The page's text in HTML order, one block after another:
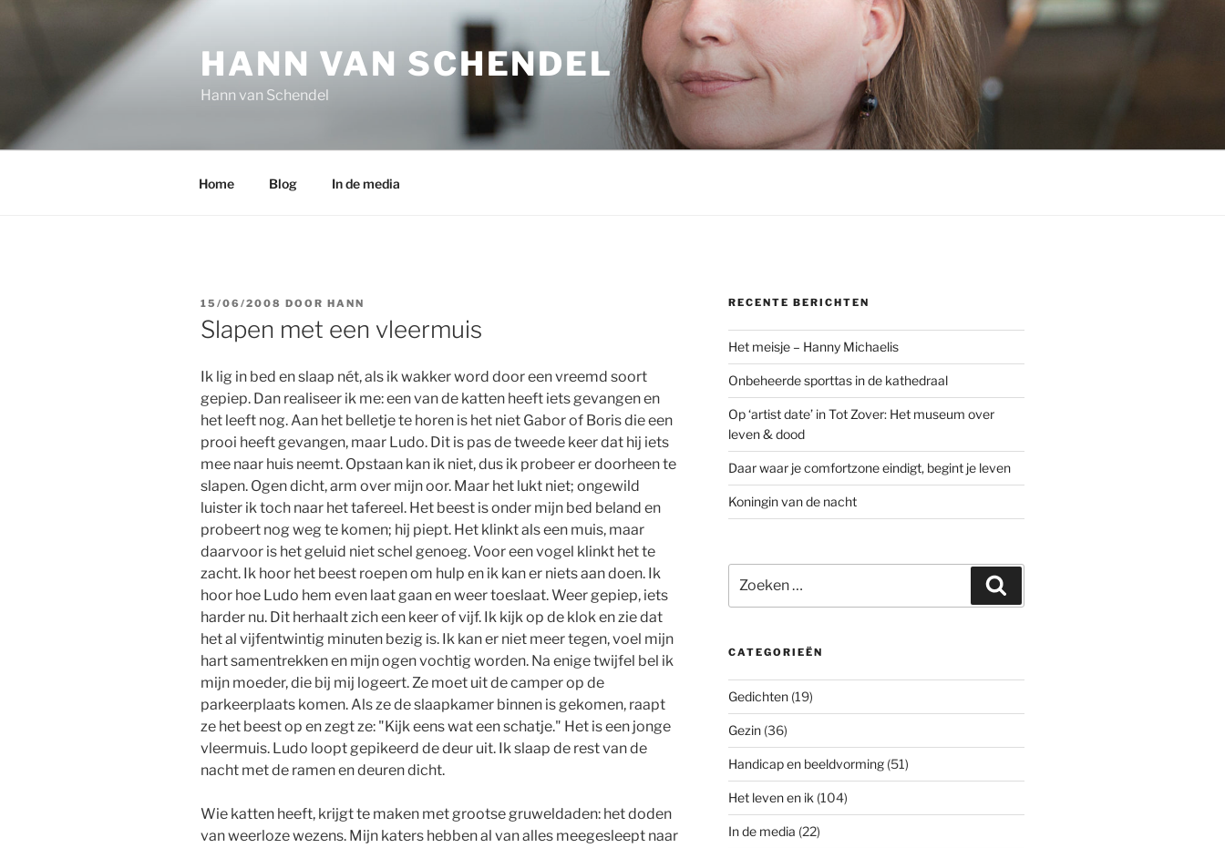
HANN VAN SCHENDEL
Hann van Schendel
Home Blog In de media
GEPLAATST
OP
15/06/2008 DOOR HANN
Slapen met een vleermuis
Ik lig in bed en slaap nét, als ik wakker word door een vreemd soort
gepiep. Dan realiseer ik me: een van de katten heeft iets gevangen en
het leeft nog. Aan het belletje te horen is het niet Gabor of Boris die een
prooi heeft gevangen, maar Ludo. Dit is pas de tweede keer dat hij iets
mee naar huis neemt. Opstaan kan ik niet, dus ik probeer er doorheen te
slapen. Ogen dicht, arm over mijn oor. Maar het lukt niet; ongewild
luister ik toch naar het tafereel. Het beest is onder mijn bed beland en
probeert nog weg te komen; hij piept. Het klinkt als een muis, maar
daarvoor is het geluid niet schel genoeg. Voor een vogel klinkt het te
zacht. Ik hoor het beest roepen om hulp en ik kan er niets aan doen. Ik
hoor hoe Ludo hem even laat gaan en weer toeslaat. Weer gepiep, iets
harder nu. Dit herhaalt zich een keer of vijf. Ik kijk op de klok en zie dat
het al vijfentwintig minuten bezig is. Ik kan er niet meer tegen, voel mijn
hart samentrekken en mijn ogen vochtig worden. Na enige twijfel bel ik
mijn moeder, die bij mij logeert. Ze moet uit de camper op de
parkeerplaats komen. Als ze de slaapkamer binnen is gekomen, raapt
ze het beest op en zegt ze: "Kijk eens wat een schatje." Het is een jonge
vleermuis. Ludo loopt gepikeerd de deur uit. Ik slaap de rest van de
nacht met de ramen en deuren dicht.
Wie katten heeft, krijgt te maken met grootse gruweldaden: het doden
van weerloze wezens. Mijn katers hebben al van alles meegesleept naar
RECENTE BERICHTEN
Het meisje – Hanny Michaelis
Onbeheerde sporttas in de kathedraal
Op ‘artist date’ in Tot Zover: Het museum over
leven & dood
Daar waar je comfortzone eindigt, begint je leven
Koningin van de nacht
naar:
CATEGORIEËN
Gedichten(19)
Gezin(36)
Handicap en beeldvorming(51)
Het leven en ik (104)
In de media (22)